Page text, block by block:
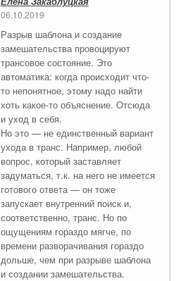
06.10.2019
Разрыв шаблона и создание
замешательства провоцируют
трансовое состояние. Это
автоматика: когда происходит что-
то непонятное, этому надо найти
хоть какое-то объяснение. Отсюда
и уход в себя.
Но это — не единственный вариант
ухода в транс. Например, любой
вопрос, который заставляет
задуматься, т.к. на него не имеется
готового ответа — он тоже
запускает внутренний поиск и,
соответственно, транс. Но по
ощущениям гораздо мягче, по
времени разворачивания гораздо
дольше, чем при разрыве шаблона
и создании замешательства.